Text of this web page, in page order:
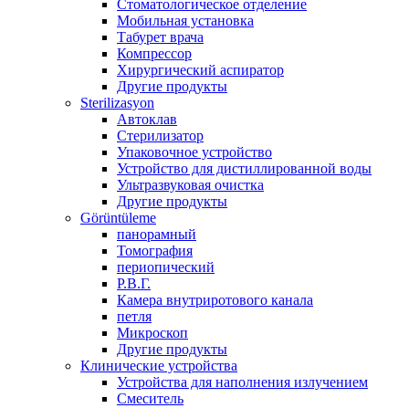
Стоматологическое отделение
Мобильная установка
Табурет врача
Компрессор
Хирургический аспиратор
Другие продукты
Sterilizasyon
Автоклав
Стерилизатор
Упаковочное устройство
Устройство для дистиллированной воды
Ультразвуковая очистка
Другие продукты
Görüntüleme
панорамный
Томография
периопический
Р.В.Г.
Камера внутриротового канала
петля
Микроскоп
Другие продукты
Клинические устройства
Устройства для наполнения излучением
Смеситель